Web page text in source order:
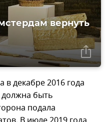
вернуть
декабре 2016 года
должна быть
подала